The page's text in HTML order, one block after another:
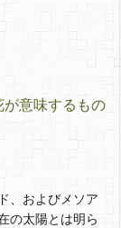
意味するもの
、およびメソア
の太陽とは明ら